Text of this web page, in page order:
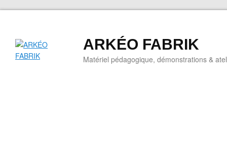
ARKÉO FABRIK
Matériel pédagogique, démonstrations &